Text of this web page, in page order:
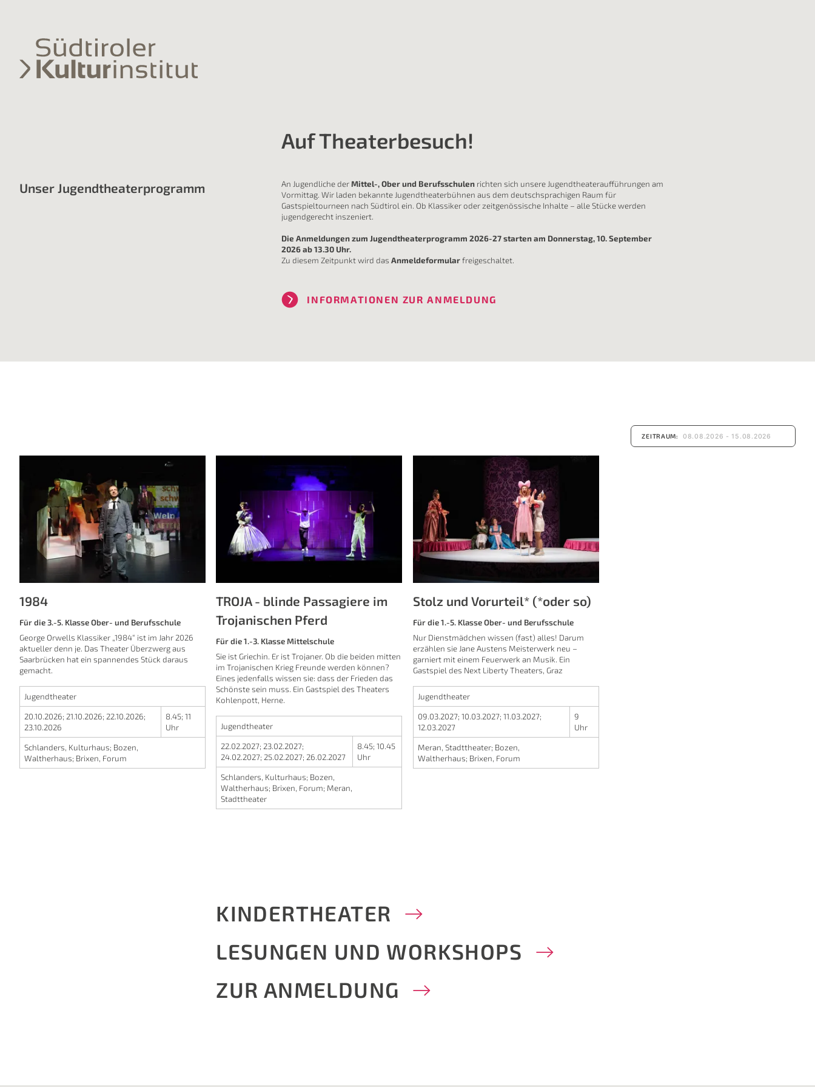
Auf Theaterbesuch!
Unser Jugendtheaterprogramm An Jugendliche derMittel-, Ober und Berufsschulen richten sich unsere Jugendtheateraufführungen am
Vormittag. Wir laden bekannte Jugendtheaterbühnen aus dem deutschsprachigen Raum für
Gastspieltourneen nach Südtirol ein. Ob Klassiker oder zeitgenössische Inhalte – alle Stücke werden
jugendgerecht inszeniert.
Die Anmeldungen zum Jugendtheaterprogramm 2026-27 starten am Donnerstag, 10. September
2026 ab 13.30 Uhr.
Zu diesem Zeitpunkt wird dasAnmeldeformular freigeschaltet.
INFORMATIONEN ZUR ANMELDUNG
ZEITRAUM:
1984
Für die 3.-5. Klasse Ober- und Berufsschule
George Orwells Klassiker „1984“ ist im Jahr 2026
aktueller denn je. Das Theater Überzwerg aus
Saarbrücken hat ein spannendes Stück daraus
gemacht.
Jugendtheater
20.10.2026; 21.10.2026; 22.10.2026;
23.10.2026
8.45;11
Uhr
Schlanders, Kulturhaus; Bozen,
Waltherhaus; Brixen, Forum
TROJA - blinde Passagiere im
Trojanischen Pferd
Für die 1.-3. Klasse Mittelschule
Sie ist Griechin. Er ist Trojaner. Ob die beiden mitten
im Trojanischen Krieg Freunde werden können?
Eines jedenfalls wissen sie: dass der Frieden das
Schönste sein muss. Ein Gastspiel des Theaters
Kohlenpott, Herne.
Jugendtheater
22.02.2027; 23.02.2027;
24.02.2027; 25.02.2027; 26.02.2027
8.45;10.45
Uhr
Schlanders, Kulturhaus; Bozen,
Waltherhaus; Brixen, Forum; Meran,
Stadttheater
Stolz und Vorurteil* (*oder so)
Für die 1.-5. Klasse Ober- und Berufsschule
Nur Dienstmädchen wissen (fast) alles! Darum
erzählen sie Jane Austens Meisterwerk neu –
garniert mit einem Feuerwerk an Musik. Ein
Gastspiel des Next Liberty Theaters, Graz
Jugendtheater
09.03.2027; 10.03.2027; 11.03.2027;
12.03.2027
9
Uhr
Meran, Stadttheater; Bozen,
Waltherhaus; Brixen, Forum
KINDERTHEATER
LESUNGEN UND WORKSHOPS
ZUR ANMELDUNG